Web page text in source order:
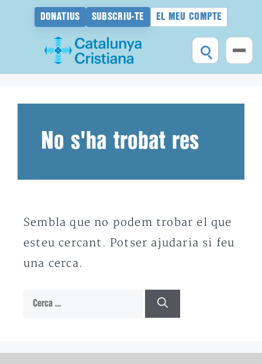
DONATIUS SUBSCRIU-TE EL MEU COMPTE
No s'ha trobat res
Sembla que no podem trobar el que
esteu cercant. Potser ajudaria si feu
una cerca.
Cerca: